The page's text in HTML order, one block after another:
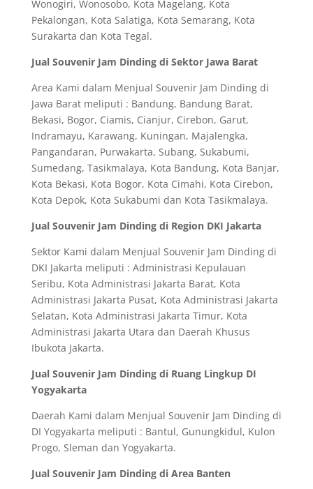
Wonogiri, Wonosobo, Kota Magelang, Kota
Pekalongan, Kota Salatiga, Kota Semarang, Kota
Surakarta dan Kota Tegal.
Jual Souvenir Jam Dinding di Sektor Jawa Barat
Area Kami dalam Menjual Souvenir Jam Dinding di
Jawa Barat meliputi : Bandung, Bandung Barat,
Bekasi, Bogor, Ciamis, Cianjur, Cirebon, Garut,
Indramayu, Karawang, Kuningan, Majalengka,
Pangandaran, Purwakarta, Subang, Sukabumi,
Sumedang, Tasikmalaya, Kota Bandung, Kota Banjar,
Kota Bekasi, Kota Bogor, Kota Cimahi, Kota Cirebon,
Kota Depok, Kota Sukabumi dan Kota Tasikmalaya.
Jual Souvenir Jam Dinding di Region DKI Jakarta
Sektor Kami dalam Menjual Souvenir Jam Dinding di
DKI Jakarta meliputi : Administrasi Kepulauan
Seribu, Kota Administrasi Jakarta Barat, Kota
Administrasi Jakarta Pusat, Kota Administrasi Jakarta
Selatan, Kota Administrasi Jakarta Timur, Kota
Administrasi Jakarta Utara dan Daerah Khusus
Ibukota Jakarta.
Jual Souvenir Jam Dinding di Ruang Lingkup DI
Yogyakarta
Daerah Kami dalam Menjual Souvenir Jam Dinding di
DI Yogyakarta meliputi : Bantul, Gunungkidul, Kulon
Progo, Sleman dan Yogyakarta.
Jual Souvenir Jam Dinding di Area Banten